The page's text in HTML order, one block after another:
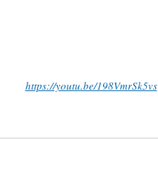
https://youtu.be/198VmrSk5vs